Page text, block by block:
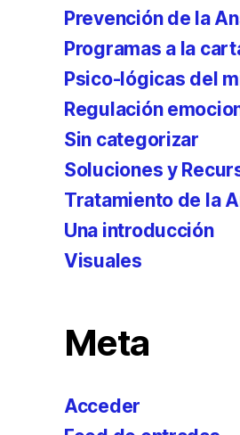
Prevención de la
Programas a la
Psico-lógicas del
Regulación
Sin categorizar
Soluciones y
Tratamiento de la
Una introducción
Visuales
Meta
Acceder